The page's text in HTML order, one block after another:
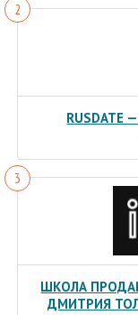
ШКОЛА
ДМИТРИЯ